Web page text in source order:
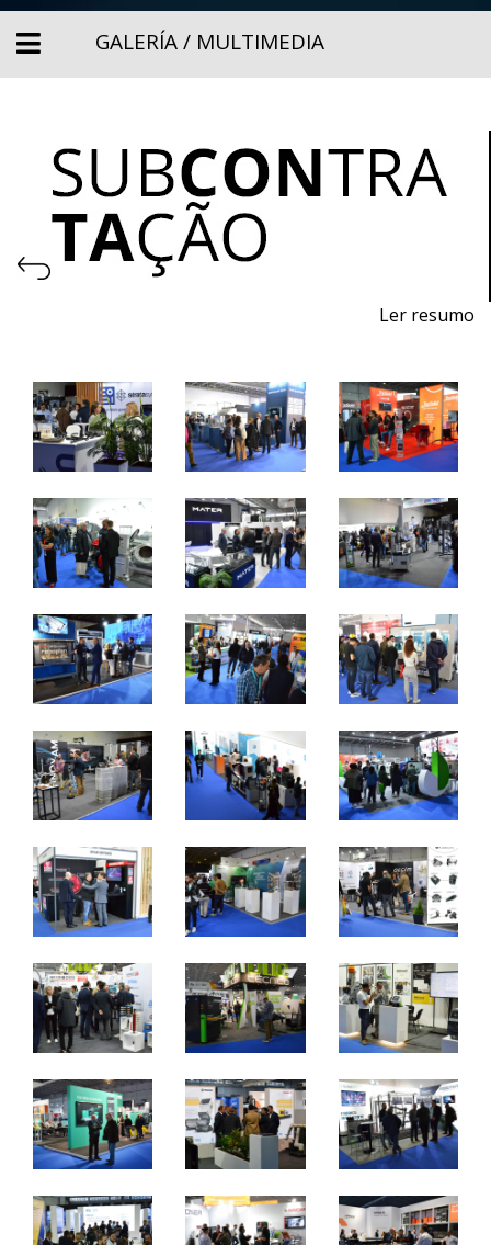
GALERÍA / MULTIMEDIA
Ler resumo
Del 11 al 13 de noviembre de 2026 - EXPOSALÃO,
Batalha
De miércoles a viernes, de 10:00 a 19:00 horas